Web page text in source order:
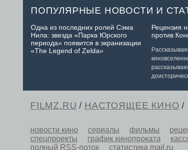
ПОПУЛЯРНЫЕ НОВОСТИ И
Одна из последних ролей Сэма
Нила: звезда «Парка Юрского
периода» появится в экранизации
«The Legend of Zelda»
Рецензия
против
FILMZ.RU / НАСТОЯЩЕЕ КИНО /
новости кино сериалы фильмы
спецпроекты
график кинопроката
полный RSS-поток
статистика mail.ru